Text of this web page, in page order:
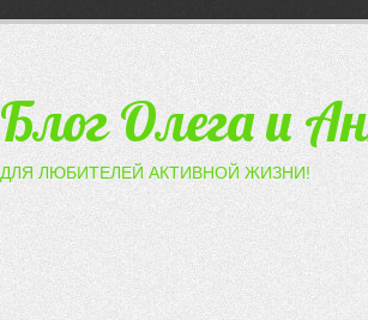
Блог Олега и
ДЛЯ ЛЮБИТЕЛЕЙ АКТИВНОЙ ЖИЗНИ!